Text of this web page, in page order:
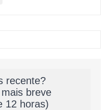
recente?
breve
12 horas)